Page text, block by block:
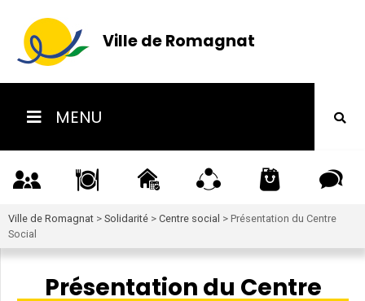
Ville de Romagnat
MENU
Ville de Romagnat > Solidarité > Centre social > Présentation du Centre
Social
Présentation du Centre